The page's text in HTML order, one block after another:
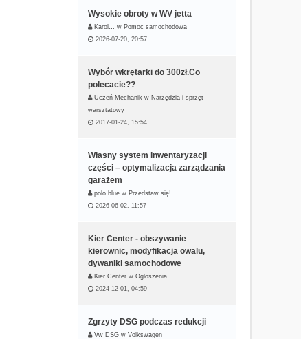
Wysokie obroty w WV jetta
Karol… w Pomoc samochodowa
2026-07-20, 20:57
Wybór wkrętarki do 300zł.Co
polecacie??
Uczeń Mechanik w Narzędzia i sprzęt
warsztatowy
2017-01-24, 15:54
Własny system inwentaryzacji
części – optymalizacja zarządzania
garażem
polo.blue w Przedstaw się!
2026-06-02, 11:57
Kier Center - obszywanie
kierownic, modyfikacja owalu,
dywaniki samochodowe
Kier Center w Ogłoszenia
2024-12-01, 04:59
Zgrzyty DSG podczas redukcji
Vw DSG w Volkswagen